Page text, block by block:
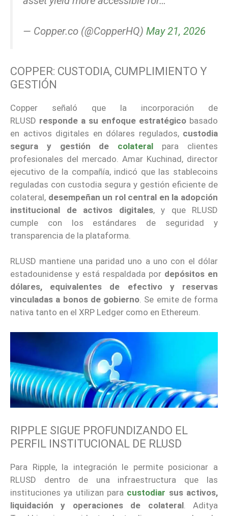
— Copper.co (@CopperHQ) May 21, 2026
COPPER: CUSTODIA, CUMPLIMIENTO Y
GESTIÓN
Copper señaló que la incorporación de
RLUSD responde a su enfoque estratégico basado
en activos digitales en dólares regulados, custodia
segura y gestión de colateral para clientes
profesionales del mercado. Amar Kuchinad, director
ejecutivo de la compañía, indicó que las stablecoins
reguladas con custodia segura y gestión eficiente de
colateral, desempeñan un rol central en la adopción
institucional de activos digitales, y que RLUSD
cumple con los estándares de seguridad y
transparencia de la plataforma.
RLUSD mantiene una paridad uno a uno con el dólar
estadounidense y está respaldada por depósitos en
dólares, equivalentes de efectivo y
reservas
vinculadas a bonos de gobierno. Se emite de forma
nativa tanto en el XRP Ledger como en Ethereum.
RIPPLE SIGUE PROFUNDIZANDO EL
PERFIL INSTITUCIONAL DE RLUSD
Para Ripple, la integración le permite posicionar a
RLUSD dentro de una infraestructura que las
instituciones ya utilizan para custodiar sus activos,
liquidación y operaciones de colateral. Aditya